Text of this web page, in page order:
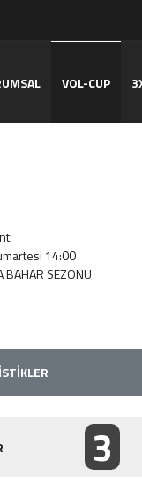
VOL-CUP
14:00
SEZONU
3